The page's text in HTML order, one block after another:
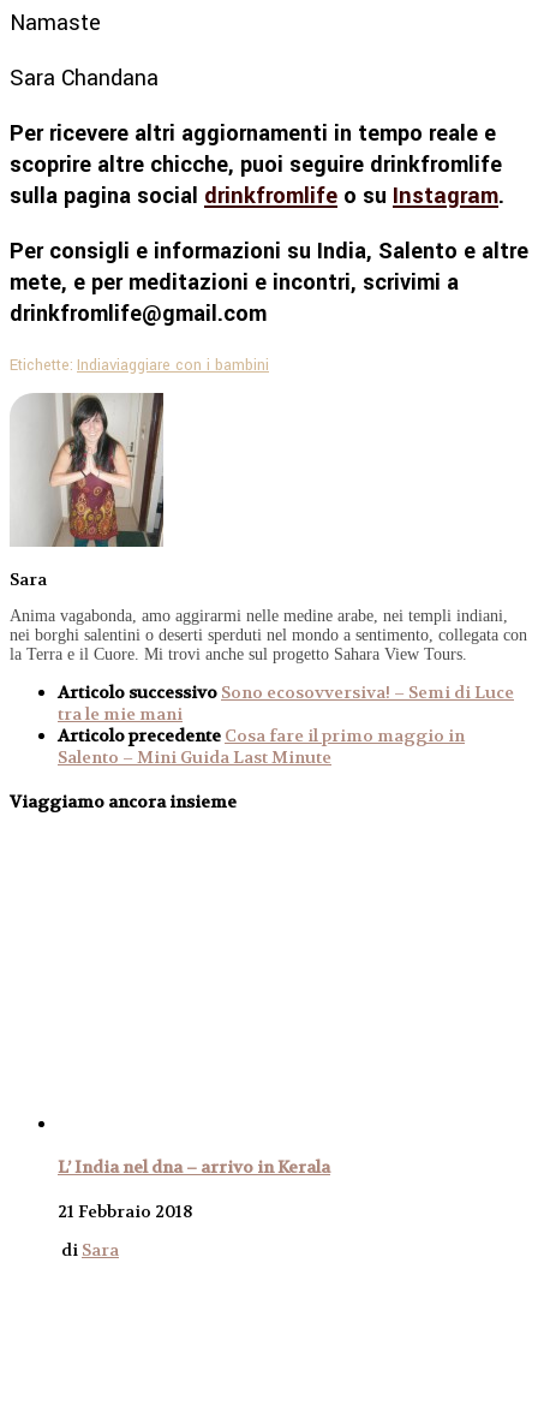
Namaste
Sara Chandana
Per ricevere altri aggiornamenti in tempo reale e
scoprire altre chicche, puoi seguire drinkfromlife
sulla pagina social drinkfromlife o su Instagram.
Per consigli e informazioni su India, Salento e altre
mete, e per meditazioni e incontri, scrivimi a
drinkfromlife@gmail.com
Etichette: Indiaviaggiare con i bambini
Sara
Anima vagabonda, amo aggirarmi nelle medine arabe, nei templi indiani,
nei borghi salentini o deserti sperduti nel mondo a sentimento, collegata con
la Terra e il Cuore. Mi trovi anche sul progetto Sahara View Tours.
Articolo successivo Sono ecosovversiva! – Semi di Luce
tra le mie mani
Articolo precedente Cosa fare il primo maggio in
Salento – Mini Guida Last Minute
Viaggiamo ancora insieme
L’ India nel dna – arrivo in Kerala
21 Febbraio 2018
di Sara